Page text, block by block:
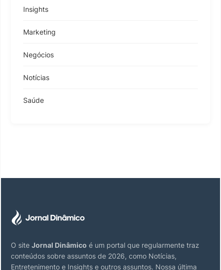
Insights
Marketing
Negócios
Notícias
Saúde
O site Jornal Dinâmico é um portal que regularmente traz
conteúdos sobre assuntos de 2026, como Notícias,
Entretenimento e Insights e outros assuntos. Nossa última